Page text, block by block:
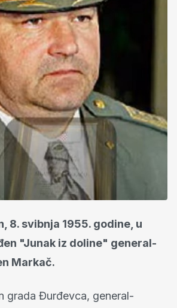
8. svibnja 1955. godine, u
"Junak iz doline" general-
Markač.
grada Đurđevca, general-